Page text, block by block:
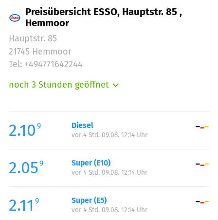
Preisübersicht ESSO, Hauptstr. 85 ,
Hemmoor
Hauptstr. 85
21745 Hemmoor
Tel: +494771642244
noch 3 Stunden geöffnet
Mittwoch:
06:00-22:00
Donnerstag:
Samstag:
06:30-22:00
Sonntag:
2.10 9 Diesel
vor 4 Std. 09.08. 12:14 Uhr
2.059 Super (E10)
vor 4 Std. 09.08. 12:14 Uhr
2.11 9 Super (E5)
vor 4 Std. 09.08. 12:14 Uhr